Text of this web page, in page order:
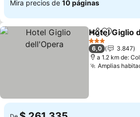
Mira precios de 10 páginas
Compartir
Agregar
Hotel Giglio
3 Estrellas
6,0
3.847
a 1.2 km de:
Amplias